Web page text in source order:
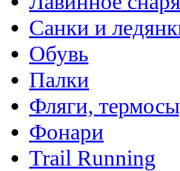
Санки и
Обувь
Палки
Фляги,
Фонари
Trail Running